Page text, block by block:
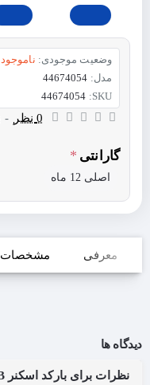
وضعیت موجودی: ناموجود
مدل: 44674054
SKU:
44674054
0 نظر -
گارانتی
اصلی 12 ماه
معرفی مشخصات
دیدگاه ها
نظرات برای بارکد اسکنر ZEC 1200DB